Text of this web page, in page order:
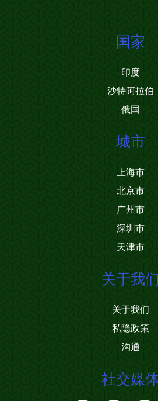
国家
印度
沙特阿拉伯
俄国
城市
上海市
北京市
广州市
深圳市
天津市
关于我们
关于我们
私隐政策
沟通
社交媒